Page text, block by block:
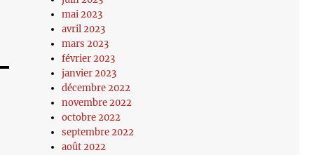
mai 2023
avril 2023
mars 2023
février 2023
janvier 2023
décembre 2022
novembre 2022
octobre 2022
septembre 2022
août 2022